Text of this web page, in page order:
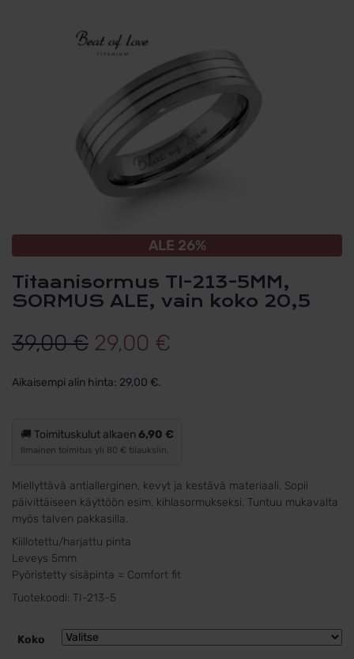
ALE 26%
Titaanisormus TI-213-5MM,
SORMUS ALE, vain koko 20,5
39,00€ Alkuperäinen
hinta
39,00 €.
29,00 €
29,00 €.
Aikaisempi alin hinta: 29,00 €.
🚚 Toimituskulut alkaen6,90 €
Ilmainen toimitus yli 80 € tilauksiin.
Miellyttävä antiallerginen, kevyt ja kestävä materiaali. Sopii
päivittäiseen käyttöön esim. kihlasormukseksi. Tuntuu mukavalta
myös talven pakkasilla.
Kiillotettu/harjattu pinta
Leveys 5mm
Pyöristetty sisäpinta = Comfort fit
Tuotekoodi: TI-213-5
Koko